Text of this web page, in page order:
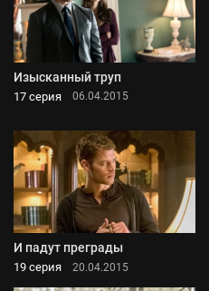
Изысканный труп
17 серия 06.04.2015
И падут преграды
19 серия 20.04.2015